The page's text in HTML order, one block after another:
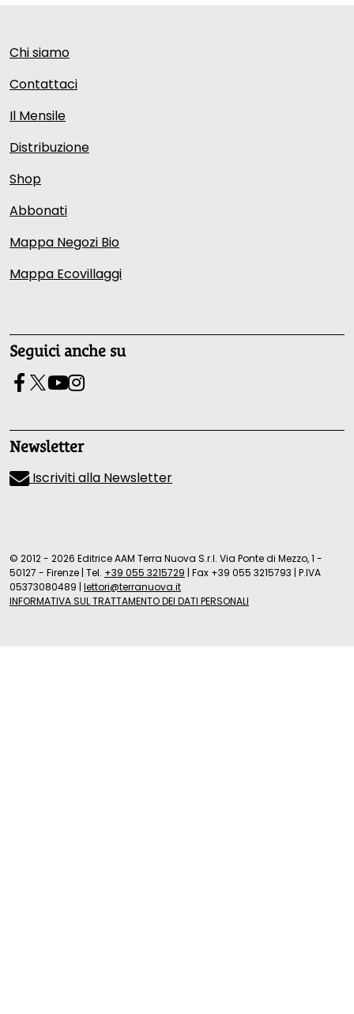
Chi siamo
Contattaci
Il Mensile
Distribuzione
Shop
Abbonati
Mappa Negozi Bio
Mappa Ecovillaggi
Seguici anche su
Newsletter
Iscriviti alla Newsletter
© 2012 - 2026 Editrice AAM Terra Nuova S.r.l. Via Ponte di Mezzo, 1 -
50127 - Firenze | Tel. +39 055 3215729 | Fax +39 055 3215793 | P.IVA
05373080489 | lettori@terranuova.it
INFORMATIVA SUL TRATTAMENTO DEI DATI PERSONALI